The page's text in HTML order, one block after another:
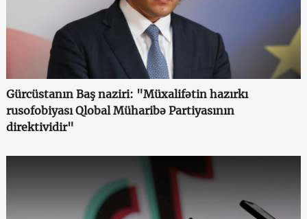
Gürcüstanın Baş naziri: "Müxalifətin hazırkı
rusofobiyası Qlobal Müharibə Partiyasının
direktividir"